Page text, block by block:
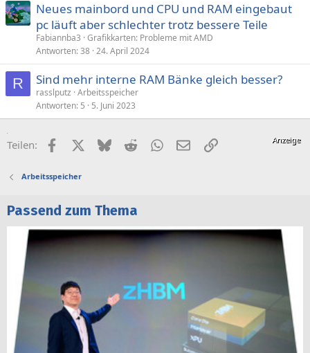
Neues mainbord und CPU und RAM eingebaut
pc läuft aber schlechter trotz bessere Teile
Fabiannba3 Grafikkarten: Probleme mit AMD
Antworten 38 24. April 2024
R Sind mehr interne RAM Bänke gleich besser?
rasslputz Arbeitsspeicher
Antworten 5 5. Juni 2023
Teilen: FacebookX (Twitter)
BlueskyRedditWhatsApp
E-MailLink
Arbeitsspeicher
Passend zum Thema